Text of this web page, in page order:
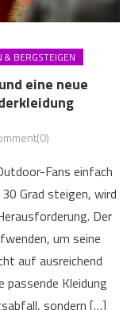
& BERGSTEIGEN
eine neue
Fans einfach
Grad steigen, wird
Der
um seine
auf ausreichend
passende Kleidung
sondern […]